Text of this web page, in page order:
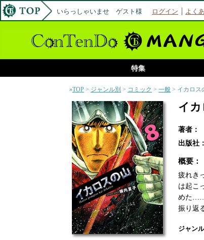
いらっしゃいませ ゲスト様 ログイン よく
特集
»TOP > ジャンル別 > コミック > 一般 > イカロ
イ
著者：
出版社：
概要：
疲れき
は起こ
めた……
振り返
ジャンル